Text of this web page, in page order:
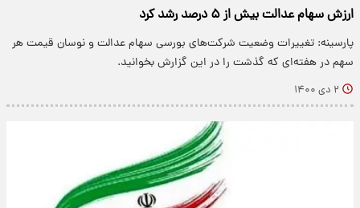
ارزش سهام عدالت بیش از ۵ درصد رشد کرد
پارسینه: تغییرات وضعیت شرکت‌های بورسی سهام عدالت و نوسان قیمت هر
سهم در هفته‌ای که گذشت را در این گزارش بخوانید.
۲ دی ۱۴۰۰